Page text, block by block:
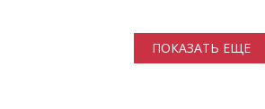
ПОКАЗАТЬ ЕЩЕ